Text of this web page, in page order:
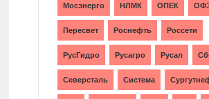
Мосэнерго НЛМК ОПЕК
Пересвет Роснефть Россети
РусГидро Русагро Русал
Северсталь Система